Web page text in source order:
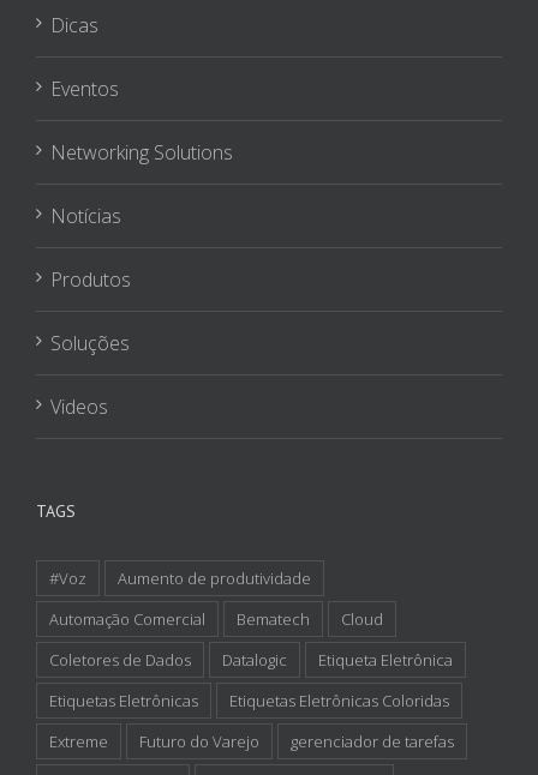
Dicas
Eventos
Networking Solutions
Notícias
Produtos
Soluções
Videos
TAGS
#Voz
Aumento de produtividade
Automação Comercial
Bematech
Cloud
Coletores de Dados
Datalogic
Etiqueta Eletrônica
Etiquetas Eletrônicas
Etiquetas Eletrônicas Coloridas
Extreme
Futuro do Varejo
gerenciador de tarefas